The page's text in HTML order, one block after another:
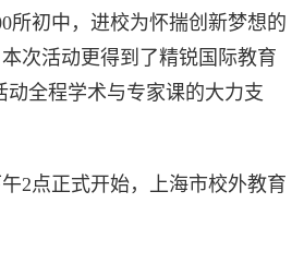
所初中，进校为怀揣创新梦想的
次活动更得到了精锐国际教育
动全程学术与专家课的大力支
2点正式开始，上海市校外教育